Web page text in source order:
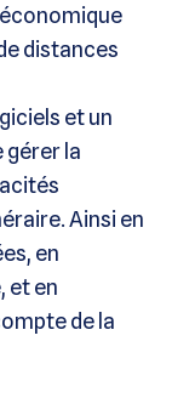
distances
et un
gérer la
Ainsi en
en
et en
de la